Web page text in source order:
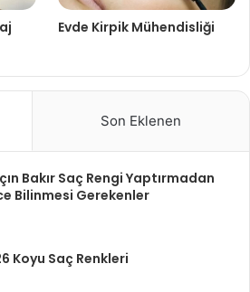
Evde Kirpik Mühendisliği
Son Eklenen
Bakır Saç Rengi Yaptırmadan
Bilinmesi Gerekenler
Koyu Saç Renkleri